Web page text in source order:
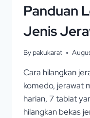
Panduan
Jenis
Bypakukarat
Cara hilangkan
komedo, jerawat
harian, 7 tabiat
hilangkan bekas